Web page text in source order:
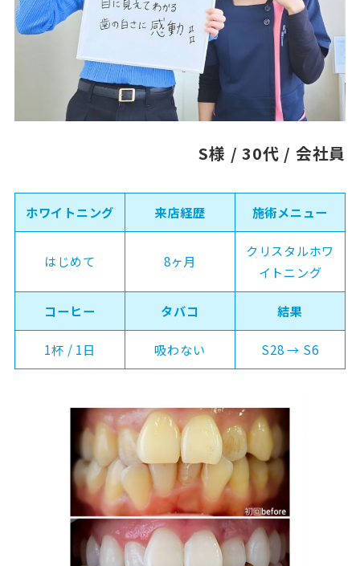
S様 / 30代 / 会社員
ホワイトニング 来店経歴 施術メニュー
はじめて 8ヶ月
クリスタルホワ
イトニング
コーヒー タバコ 結果
1杯 / 1日 吸わない S28 → S6